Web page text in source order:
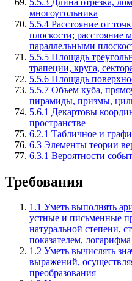
многоугольника
5.5.4 Расстояние от
плоскости;
параллельными
5.5.5 Площадь
трапеции, круга,
5.5.6 Площадь
5.5.7 Объем куба,
пирамиды, призмы,
5.6.1 Декартовы
пространстве
6.2.1 Табличное и
6.3 Элементы теории
6.3.1 Вероятности
Требования
1.1 Уметь выполнять
устные и письменные
натуральной степени,
показателем, логарифма
1.2 Уметь вычислять
выражений,
преобразования